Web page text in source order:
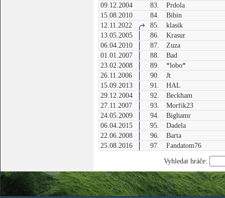
09.12.2004
83.
Prdola
15.08.2010
84.
Bibin
12.11.2022
85.
klasik
13.05.2005
86.
Krasur
06.04.2010
87.
Zuza
01.01.2007
88.
Bad
23.02.2008
89.
*lobo*
26.11.2006
90.
Jt
15.09.2013
91.
HAL
29.12.2004
92.
Beckham
27.11.2007
93.
Morfik23
24.05.2009
94.
Bighamr
06.04.2015
95.
Dadela
22.06.2008
96.
Barta
25.08.2016
97. Fandatom76
Vyhledat hráče: